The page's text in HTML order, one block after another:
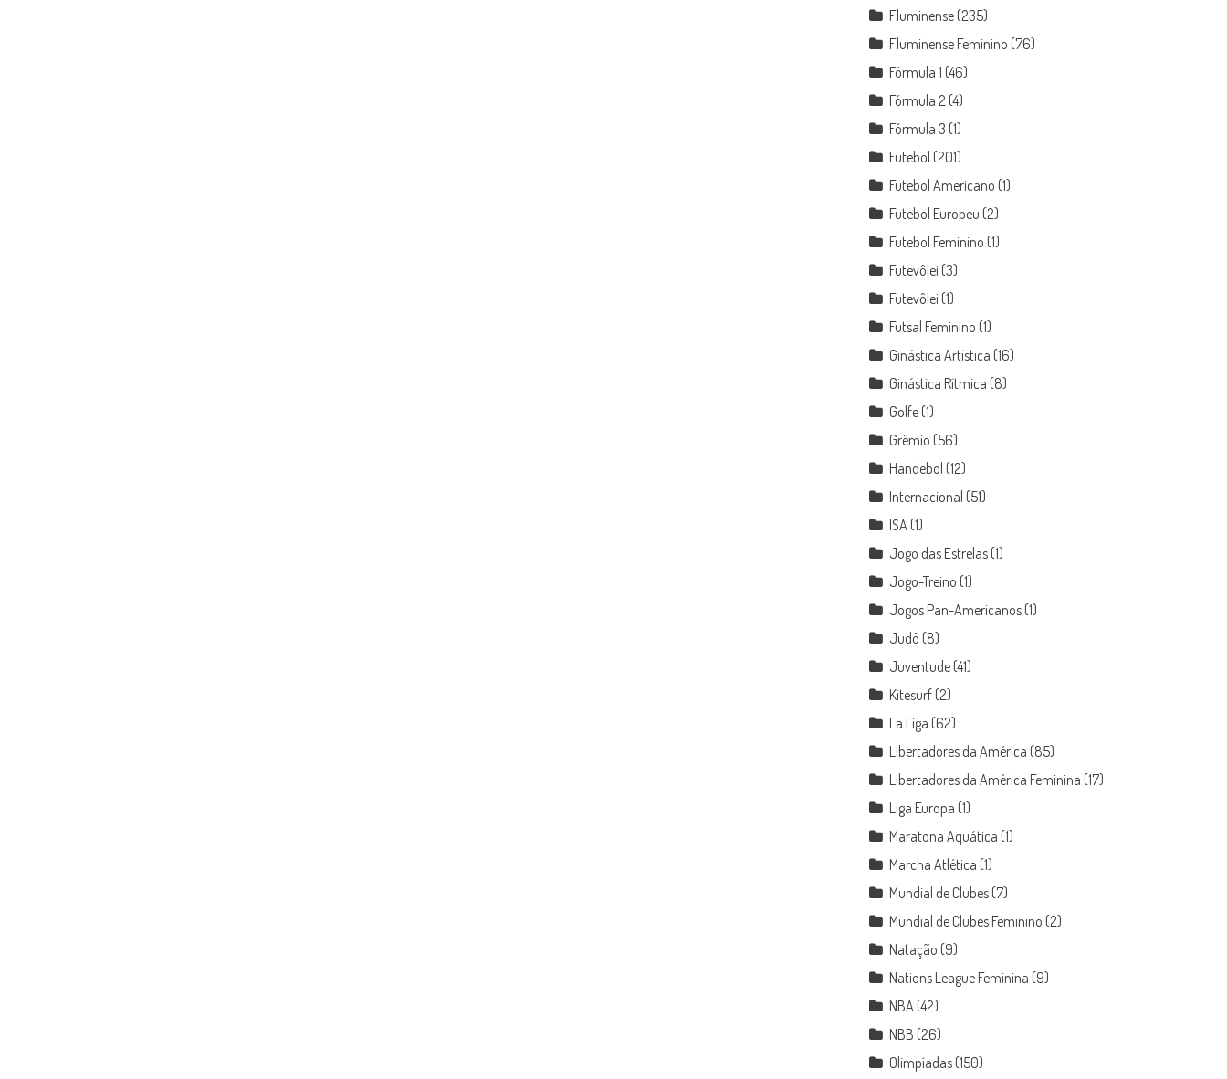
Fluminense (235)
Fluminense Feminino (76)
Fórmula 1 (46)
Fórmula 2 (4)
Fórmula 3 (1)
Futebol (201)
Futebol Americano (1)
Futebol Europeu (2)
Futebol Feminino (1)
Futevôlei (3)
Futevôlei (1)
Futsal Feminino (1)
Ginástica Artística (16)
Ginástica Rítmica (8)
Golfe (1)
Grêmio (56)
Handebol (12)
Internacional (51)
ISA (1)
Jogo das Estrelas (1)
Jogo-Treino (1)
Jogos Pan-Americanos (1)
Judô (8)
Juventude (41)
Kitesurf (2)
La Liga (62)
Libertadores da América (85)
Libertadores da América Feminina (17)
Liga Europa (1)
Maratona Aquática (1)
Marcha Atlética (1)
Mundial de Clubes (7)
Mundial de Clubes Feminino (2)
Natação (9)
Nations League Feminina (9)
NBA (42)
NBB (26)
Olimpíadas (150)